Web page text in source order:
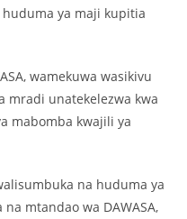
ya maji kupitia
wamekuwa wasikivu
mradi unatekelezwa kwa
mabomba kwajili ya
na huduma ya
mtandao wa DAWASA,